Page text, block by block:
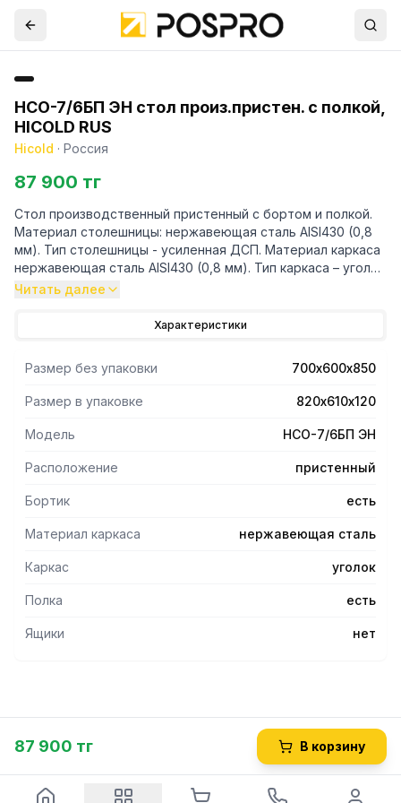
НСО-7/6БП ЭН стол произ.пристен. с полкой,
HICOLD RUS
Hicold · Россия
87 900 тг
Стол производственный пристенный с бортом и полкой.
Материал столешницы: нержавеющая сталь AISI430 (0,8
мм). Тип столешницы - усиленная ДСП. Материал каркаса
нержавеющая сталь AISI430 (0,8 мм). Тип каркаса – уголок
40х40 мм. Распределённая статическая нагрузка на стол
кг. Отступ под коммуникации 25 мм. Высота борта 50 мм.
Читать далее
Характеристики
Размер без упаковки 700х600х850
Размер в упаковке 820х610х120
Модель НСО-7/6БП ЭН
Расположение пристенный
Бортик есть
Материал каркаса нержавеющая сталь
Каркас уголок
Полка есть
Ящики нет
87 900 тг В корзину